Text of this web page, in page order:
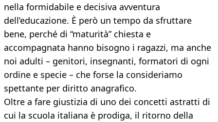
nella formidabile e decisiva avventura
dell’educazione. È però un tempo da sfruttare
bene, perché di “maturità” chiesta e
accompagnata hanno bisogno i ragazzi, ma anche
noi adulti – genitori, insegnanti, formatori di ogni
ordine e specie – che forse la consideriamo
spettante per diritto anagrafico.
Oltre a fare giustizia di uno dei concetti astratti di
cui la scuola italiana è prodiga, il ritorno della